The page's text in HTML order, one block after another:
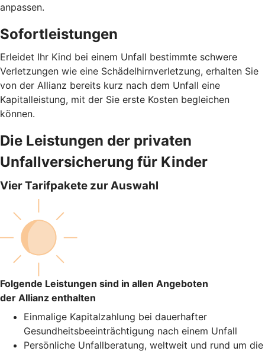
anpassen.
Sofortleistungen
Erleidet Ihr Kind bei einem Unfall bestimmte schwere
Verletzungen wie eine Schädelhirnverletzung, erhalten Sie
von der Allianz bereits kurz nach dem Unfall eine
Kapitalleistung, mit der Sie erste Kosten begleichen
können.
Die Leistungen der privaten
Unfallversicherung für Kinder
Vier Tarifpakete zur Auswahl
Folgende Leistungen sind in allen Angeboten
der Allianz enthalten
Einmalige Kapitalzahlung bei dauerhafter
Gesundheitsbeeinträchtigung nach einem Unfall
Persönliche Unfallberatung, weltweit und rund um die